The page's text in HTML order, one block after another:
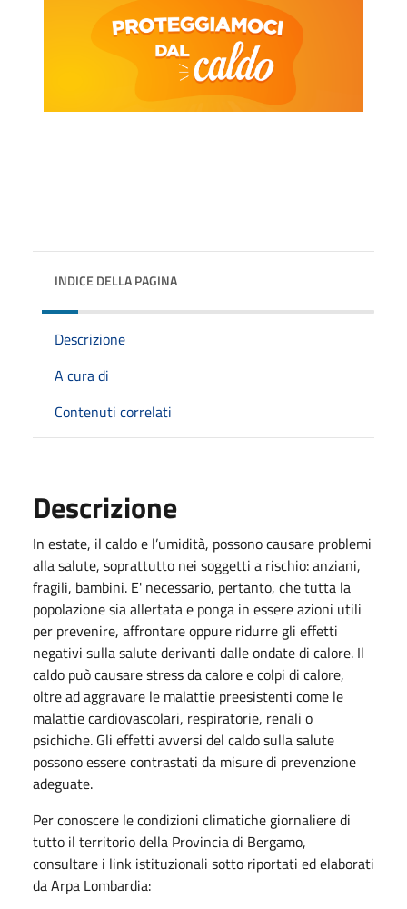
INDICE DELLA PAGINA
Descrizione
A cura di
Contenuti correlati
Descrizione
In estate, il caldo e l’umidità, possono causare problemi
alla salute, soprattutto nei soggetti a rischio: anziani,
fragili, bambini. E' necessario, pertanto, che tutta la
popolazione sia allertata e ponga in essere azioni utili
per prevenire, affrontare oppure ridurre gli effetti
negativi sulla salute derivanti dalle ondate di calore. Il
caldo può causare stress da calore e colpi di calore,
oltre ad aggravare le malattie preesistenti come le
malattie cardiovascolari, respiratorie, renali o
psichiche. Gli effetti avversi del caldo sulla salute
possono essere contrastati da misure di prevenzione
adeguate.
Per conoscere le condizioni climatiche giornaliere di
tutto il territorio della Provincia di Bergamo,
consultare i link istituzionali sotto riportati ed elaborati
da Arpa Lombardia: